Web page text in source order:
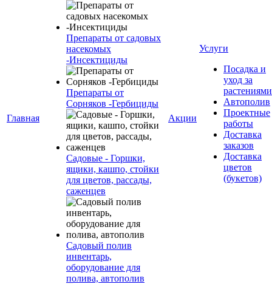
Главная
Препараты от садовых
насекомых
-Инсектициды
Препараты от
Сорняков -Гербициды
Садовые - Горшки,
ящики, кашпо, стойки
для цветов, рассады,
саженцев
Садовый полив
инвентарь,
оборудование для
полива, автополив
Акции
Услуги
Посадка и
уход за
растениями
Автополив
Проектные
работы
Доставка
заказов
Доставка
цветов
(букетов)